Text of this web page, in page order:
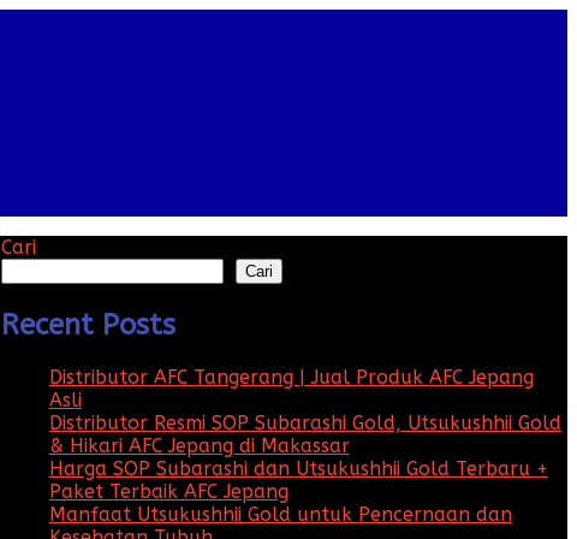
Cari
Cari
Recent Posts
Distributor AFC Tangerang | Jual Produk AFC Jepang
Asli
Distributor Resmi SOP Subarashi Gold, Utsukushhii Gold
& Hikari AFC Jepang di Makassar
Harga SOP Subarashi dan Utsukushhii Gold Terbaru +
Paket Terbaik AFC Jepang
Manfaat Utsukushhii Gold untuk Pencernaan dan